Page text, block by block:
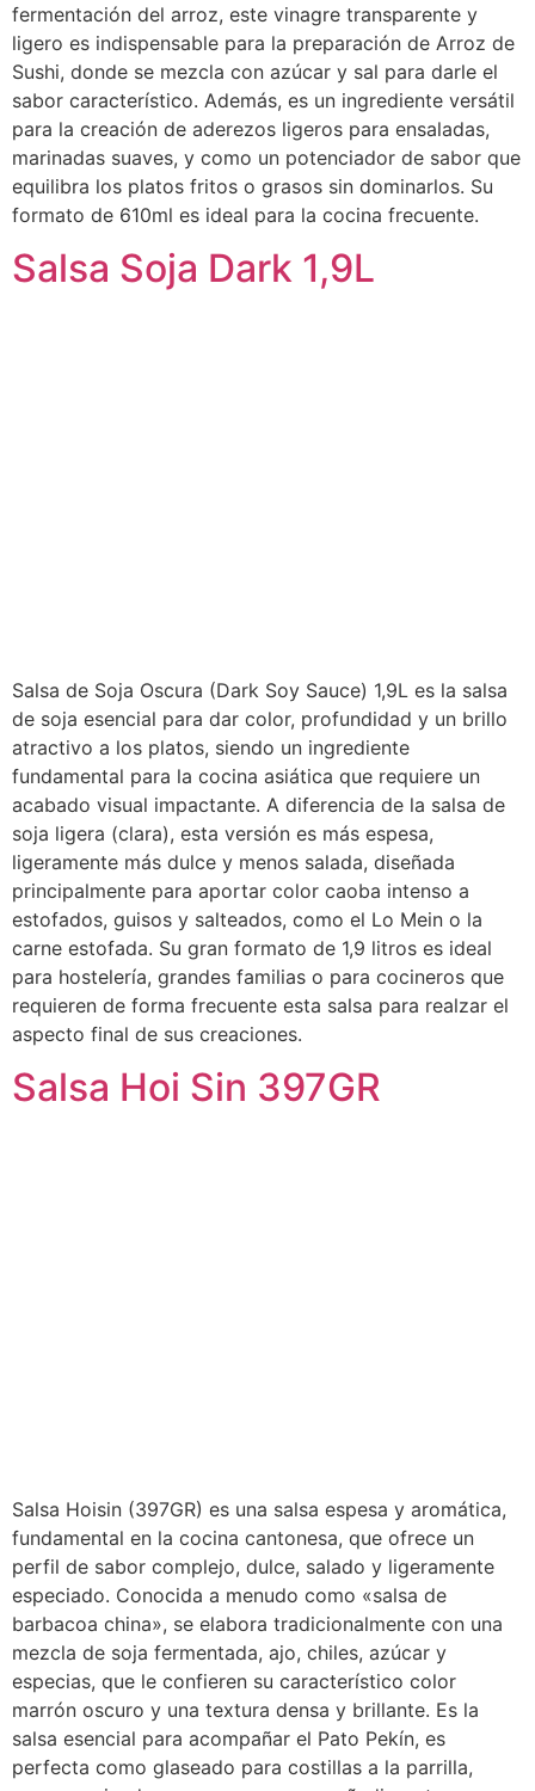
fermentación del arroz, este vinagre transparente y
ligero es indispensable para la preparación de Arroz de
Sushi, donde se mezcla con azúcar y sal para darle el
sabor característico. Además, es un ingrediente versátil
para la creación de aderezos ligeros para ensaladas,
marinadas suaves, y como un potenciador de sabor que
equilibra los platos fritos o grasos sin dominarlos. Su
formato de 610ml es ideal para la cocina frecuente.
Salsa Soja Dark 1,9L
Salsa de Soja Oscura (Dark Soy Sauce) 1,9L es la salsa
de soja esencial para dar color, profundidad y un brillo
atractivo a los platos, siendo un ingrediente
fundamental para la cocina asiática que requiere un
acabado visual impactante. A diferencia de la salsa de
soja ligera (clara), esta versión es más espesa,
ligeramente más dulce y menos salada, diseñada
principalmente para aportar color caoba intenso a
estofados, guisos y salteados, como el Lo Mein o la
carne estofada. Su gran formato de 1,9 litros es ideal
para hostelería, grandes familias o para cocineros que
requieren de forma frecuente esta salsa para realzar el
aspecto final de sus creaciones.
Salsa Hoi Sin 397GR
Salsa Hoisin (397GR) es una salsa espesa y aromática,
fundamental en la cocina cantonesa, que ofrece un
perfil de sabor complejo, dulce, salado y ligeramente
especiado. Conocida a menudo como «salsa de
barbacoa china», se elabora tradicionalmente con una
mezcla de soja fermentada, ajo, chiles, azúcar y
especias, que le confieren su característico color
marrón oscuro y una textura densa y brillante. Es la
salsa esencial para acompañar el Pato Pekín, es
perfecta como glaseado para costillas a la parrilla,